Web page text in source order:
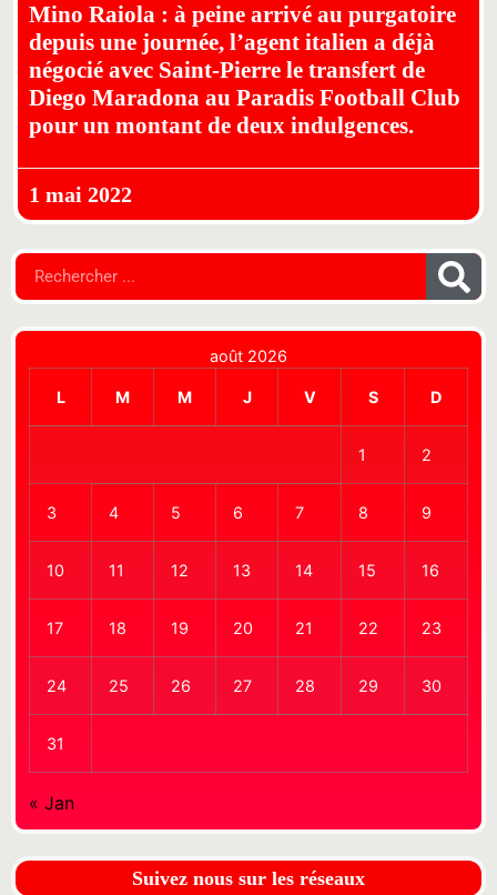
Mino Raiola : à peine arrivé au purgatoire
depuis une journée, l’agent italien a déjà
négocié avec Saint-Pierre le transfert de
Diego Maradona au Paradis Football Club
pour un montant de deux indulgences.
1 mai 2022
août 2026
L M M J V S D
1 2
3 4 5 6 7 8 9
10 11 12 13 14 15 16
17 18 19 20 21 22 23
24 25 26 27 28 29 30
31
« Jan
Suivez nous sur les réseaux